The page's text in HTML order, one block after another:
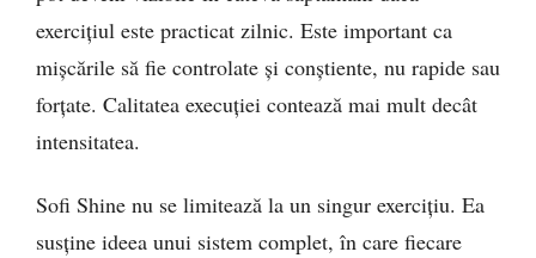
exercițiul este practicat zilnic. Este important ca
mișcările să fie controlate și conștiente, nu rapide sau
forțate. Calitatea execuției contează mai mult decât
intensitatea.
Sofi Shine nu se limitează la un singur exercițiu. Ea
susține ideea unui sistem complet, în care fiecare